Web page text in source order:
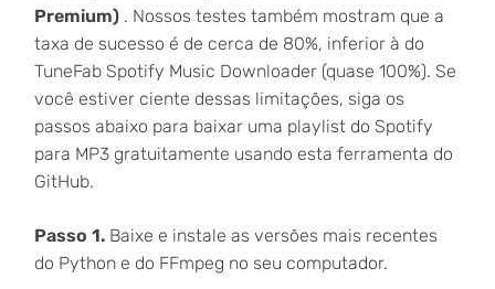
Premium). Nossos testes também mostram que a
taxa de sucesso é de cerca de 80%, inferior à do
TuneFab Spotify Music Downloader (quase 100%). Se
você estiver ciente dessas limitações, siga os
passos abaixo para baixar uma playlist do Spotify
para MP3 gratuitamente usando esta ferramenta do
GitHub.
Passo 1.Baixe e instale as versões mais recentes
do Python e do FFmpeg no seu computador.